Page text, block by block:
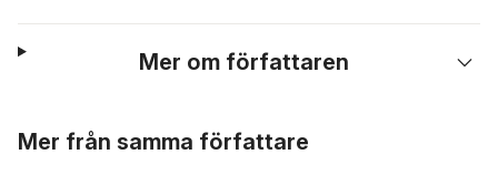
Mer om författaren
Mer från samma författare